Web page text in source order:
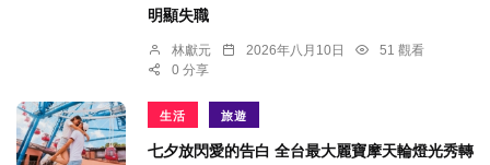
明顯失職
林獻元 2026年八月10日
51 觀看
0 分享
生活 旅遊
七夕放閃愛的告白 全台最大麗寶摩天輪燈光秀轉